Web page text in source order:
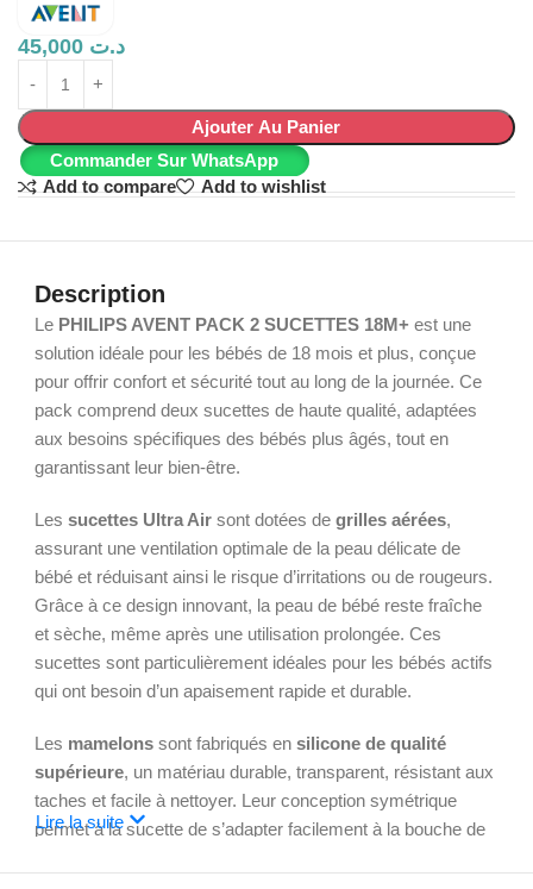
د.ت
Ajouter Au Panier
Commander Sur WhatsApp
Add to compare
Add to wishlist
Description
Le PHILIPS AVENT PACK 2 SUCETTES 18M+ est une
solution idéale pour les bébés de 18 mois et plus, conçue
pour offrir confort et sécurité tout au long de la journée. Ce
pack comprend deux sucettes de haute qualité, adaptées
aux besoins spécifiques des bébés plus âgés, tout en
garantissant leur bien-être.
Lessucettes Ultra Air sont dotées degrilles aérées,
assurant une ventilation optimale de la peau délicate de
bébé et réduisant ainsi le risque d’irritations ou de rougeurs.
Grâce à ce design innovant, la peau de bébé reste fraîche
et sèche, même après une utilisation prolongée. Ces
sucettes sont particulièrement idéales pour les bébés actifs
qui ont besoin d’un apaisement rapide et durable.
Les mamelons sont fabriqués ensilicone de qualité
supérieure, un matériau durable, transparent, résistant aux
taches et facile à nettoyer. Leur conception symétrique
permet à la sucette de s’adapter facilement à la bouche de
Lire la suite